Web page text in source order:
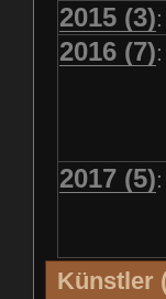
2015 (3):
2016 (7):
2017 (5):
Künstler